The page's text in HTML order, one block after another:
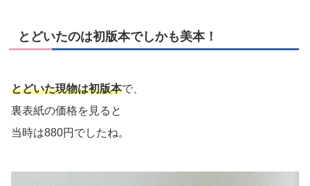
とどいたのは初版本でしかも美本！
とどいた現物は初版本で、
裏表紙の価格を見ると
当時は880円でしたね。